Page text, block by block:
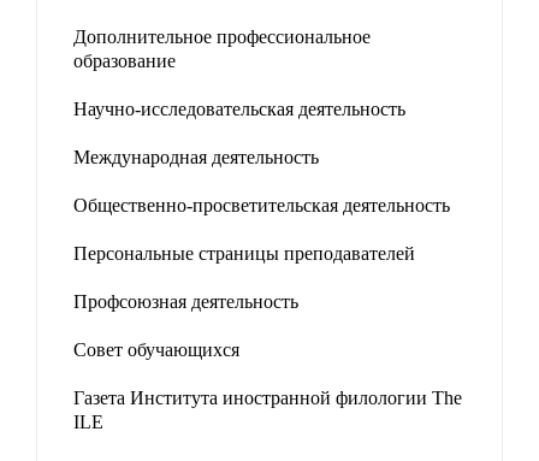
Дополнительное профессиональное
образование
Научно-исследовательская деятельность
Международная деятельность
Общественно-просветительская деятельность
Персональные страницы преподавателей
Профсоюзная деятельность
Совет обучающихся
Газета Института иностранной филологии The
ILE